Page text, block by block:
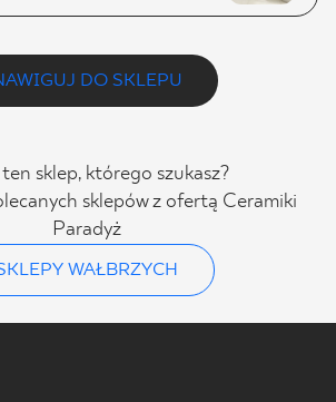
DO SKLEPU
ten sklep, którego szukasz?
sklepów z ofertą Ceramiki
Paradyż
WAŁBRZYCH